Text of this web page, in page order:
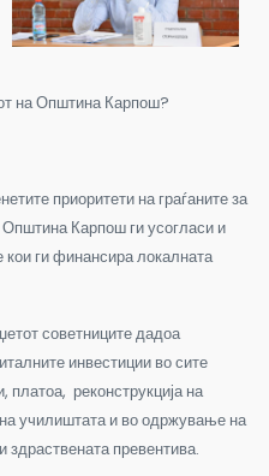
на Општина Карпош?
приоритети на граѓаните за
Карпош ги усогласи и
кои ги финансира локалната
советниците дадоа
инвестиции во сите
реконструкција на
училиштата и во одржување на
здраствената превентива.